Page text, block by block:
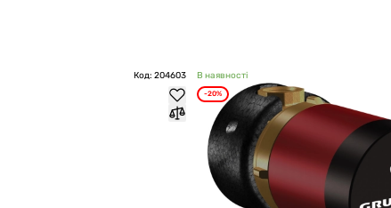
Код: 204603 В наявності
-20%